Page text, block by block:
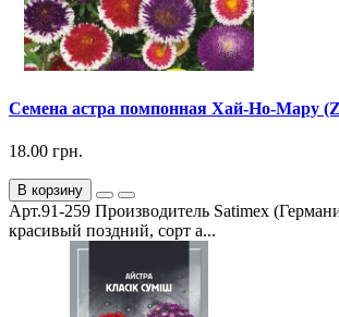
Семена астра помпонная Хай-Но-Мару
18.00 грн.
В корзину
Арт.91-259 Производитель Satimex
красивый поздний, сорт а...